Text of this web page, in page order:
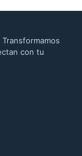
con tu